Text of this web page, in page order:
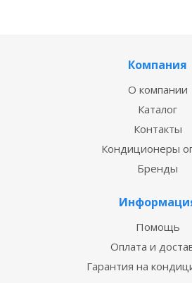
Компания
О компании
Каталог
Контакты
Кондиционеры
Бренды
Помощь
Оплата и
Гарантия на